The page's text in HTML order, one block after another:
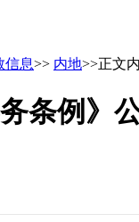
信息>> 内地>>正文
条例》